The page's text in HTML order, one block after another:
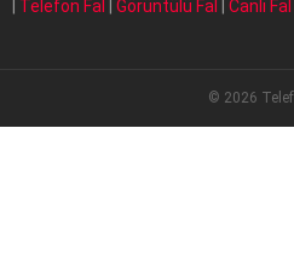
Telefon Fal Görüntülü Fal Canlı
© 2026